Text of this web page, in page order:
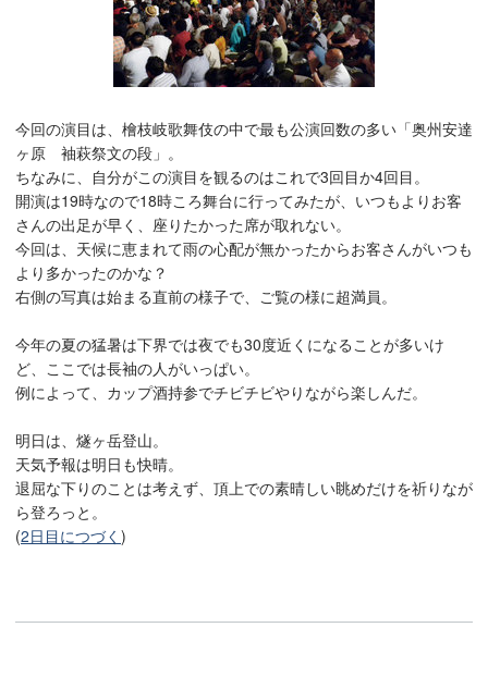
今回の演目は、檜枝岐歌舞伎の中で最も公演回数の多い「奥州安達
ヶ原 袖萩祭文の段」。
ちなみに、自分がこの演目を観るのはこれで3回目か4回目。
開演は19時なので18時ころ舞台に行ってみたが、いつもよりお客
さんの出足が早く、座りたかった席が取れない。
今回は、天候に恵まれて雨の心配が無かったからお客さんがいつも
より多かったのかな？
右側の写真は始まる直前の様子で、ご覧の様に超満員。
今年の夏の猛暑は下界では夜でも30度近くになることが多いけ
ど、ここでは長袖の人がいっぱい。
例によって、カップ酒持参でチビチビやりながら楽しんだ。
明日は、燧ヶ岳登山。
天気予報は明日も快晴。
退屈な下りのことは考えず、頂上での素晴しい眺めだけを祈りなが
ら登ろっと。
(2日目につづく )